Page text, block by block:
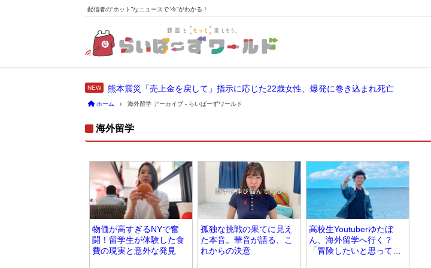
配信者の“ホット”なニュースで“今”がわかる！
熊本震災「売上金を戻して」指示に応じた22歳女性、爆発に巻き込まれ死亡
ホーム 海外留学 アーカイブ - らいばーずワールド
海外留学
物価が高すぎるNYで奮
闘！留学生が体験した食
費の現実と意外な発見
孤独な挑戦の果てに見え
た本音。華音が語る、こ
れからの決意
高校生Youtuberゆたぼ
ん、海外留学へ行く？
「冒険したいと思ってま